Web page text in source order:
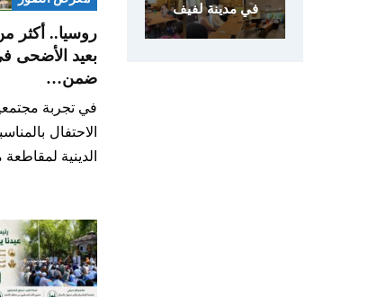
بعيد الأضحى
ضمن…
في تجربة
الاحتفال
الدينية
في مدينة لفيف